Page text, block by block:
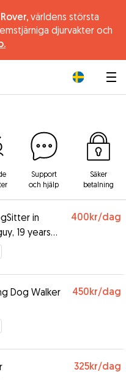
världens största
djurvakter och
Support
och hjälp
Säker
betalning
in
19 years
400kr/dag
Dog Walker
450kr/dag
325kr/dag